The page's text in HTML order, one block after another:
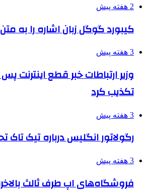
2 هفته پیش
کیبورد گوگل زبان اشاره را به
3 هفته پیش
وزیر ارتباطات خبر قطع اینترنت
تکذیب کرد
3 هفته پیش
رگولاتور انگلیس درباره تیک
3 هفته پیش
فروشگاه‌های اپ طرف ثالث